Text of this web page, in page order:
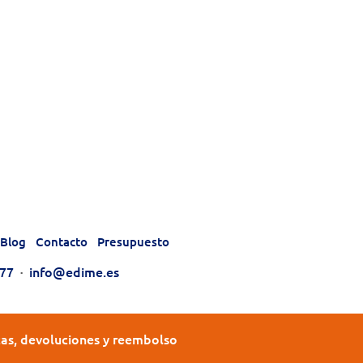
Blog Contacto Presupuesto
· info@edime.es
devoluciones y reembolso